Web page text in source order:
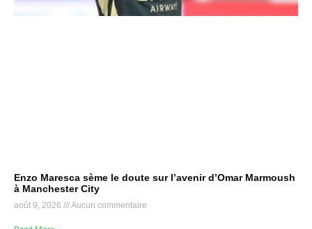
Enzo Maresca sème le doute sur l’avenir d’Omar Marmoush
à Manchester City
août 9, 2026 Aucun commentaire